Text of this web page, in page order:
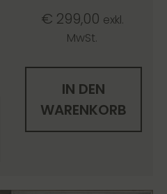
€ 299,00 exkl.
MwSt.
IN DEN
WARENKORB